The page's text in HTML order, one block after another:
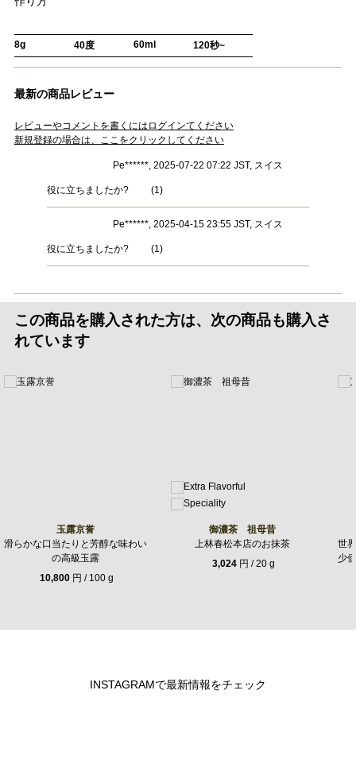
8g 40度 60ml 120秒~
最新の商品レビュー
レビューやコメントを書くにはログインてください
新規登録の場合は、ここをクリックしてください
Pe******, 2025-07-22 07:22 JST, スイス
役に立ちましたか? (1)
Pe******, 2025-04-15 23:55 JST, スイス
役に立ちましたか? (1)
この商品を購入された方は、次の商品も購入さ
れています
玉露京誉
滑らかな口当たりと芳醇な味わい
の高級玉露
10,800円 / 100 g
御濃茶 祖母昔
上林春松本店のお抹茶
3,024円 / 20 g
世
少
INSTAGRAMで最新情報をチェック